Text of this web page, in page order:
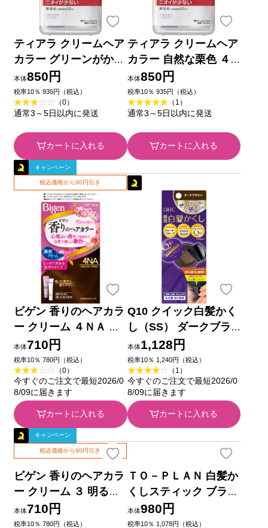
ティアラ クリームヘア
カラー グリーンがかっ
た栗色 ４０ｇ 資生堂
(医薬部外品)
本体850円
税率10％ 935円（税込）
（0）
通常3～5日以内に発送
カートに入れる
ティアラ クリームヘア
カラー 自然な栗色 ４
０ｍｌ 資生堂 (医薬部
外品)
本体850円
税率10％ 935円（税込）
（1）
通常3～5日以内に発送
カートに入れる
キャンペーン
税込価格から90円引き
ビゲン 香りのヘアカラ
ー クリーム ４ＮＡ ナ
チュラリーブラウン ホ
ーユー (医薬部外品)
本体710円
税率10％ 780円（税込）
（0）
今すぐのご注文で最短2026/0
8/09に届きます
カートに入れる
Q10 クイック白髪かく
し（SS） ダークブラ
ウン ４．５ｇ ディー
エイチシー
本体1,128円
税率10％ 1,240円（税込）
（1）
今すぐのご注文で最短2026/0
8/09に届きます
カートに入れる
キャンペーン
税込価格から90円引き